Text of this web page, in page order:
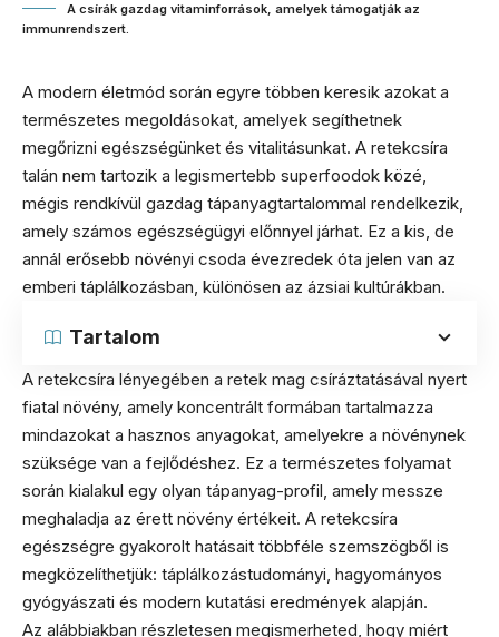
A csírák gazdag vitaminforrások, amelyek támogatják az
immunrendszert.
A modern életmód során egyre többen keresik azokat a
természetes megoldásokat, amelyek segíthetnek
megőrizni egészségünket és vitalitásunkat. A retekcsíra
talán nem tartozik a legismertebb superfoodok közé,
mégis rendkívül gazdag tápanyagtartalommal rendelkezik,
amely számos egészségügyi előnnyel járhat. Ez a kis, de
annál erősebb növényi csoda évezredek óta jelen van az
emberi táplálkozásban, különösen az ázsiai kultúrákban.
Tartalom
A retekcsíra lényegében a retek mag csíráztatásával nyert
fiatal növény, amely koncentrált formában tartalmazza
mindazokat a hasznos anyagokat, amelyekre a növénynek
szüksége van a fejlődéshez. Ez a természetes folyamat
során kialakul egy olyan tápanyag-profil, amely messze
meghaladja az érett növény értékeit. A retekcsíra
egészségre gyakorolt hatásait többféle szemszögből is
megközelíthetjük: táplálkozástudományi, hagyományos
gyógyászati és modern kutatási eredmények alapján.
Az alábbiakban részletesen megismerheted, hogy miért